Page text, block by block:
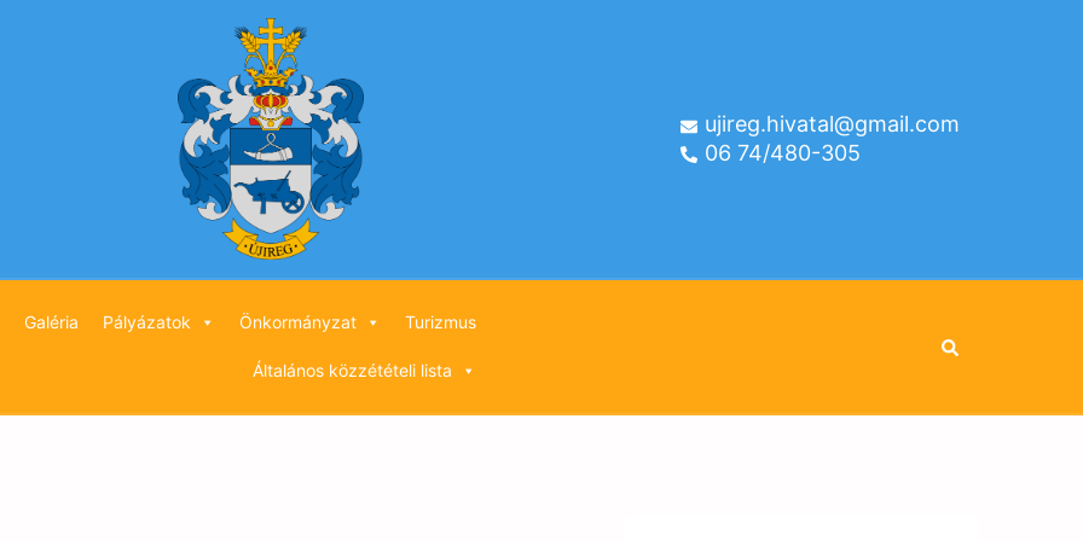
ujireg.hivatal@gmail.com
06 74/480-305
Galéria Pályázatok Önkormányzat Turizmus
Általános közzétételi lista
Search